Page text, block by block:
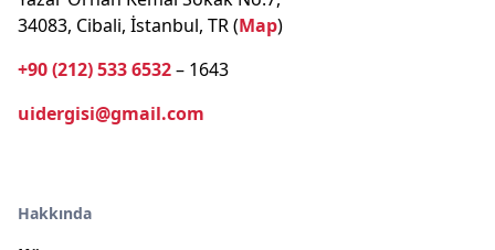
34083, Cibali, İstanbul, TR (Map)
+90 (212) 533 6532– 1643
uidergisi@gmail.com
Hakkında